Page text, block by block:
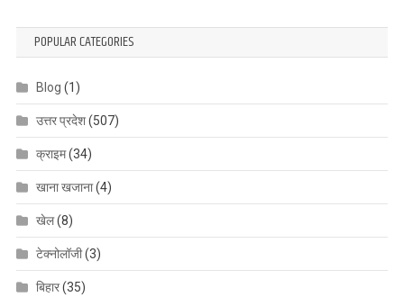
POPULAR CATEGORIES
Blog (1)
उत्तर प्रदेश(507)
क्राइम(34)
खाना खजाना(4)
खेल(8)
टेक्नोलॉजी(3)
बिहार(35)